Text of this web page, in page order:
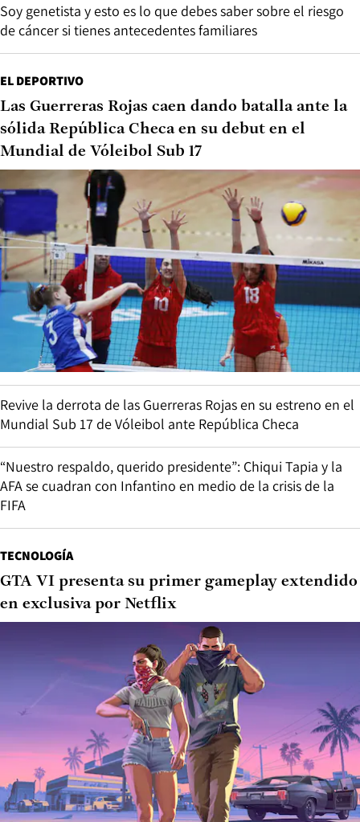
Soy genetista y esto es lo que debes saber sobre el riesgo
de cáncer si tienes antecedentes familiares
EL DEPORTIVO
Las Guerreras Rojas caen dando batalla ante la
sólida República Checa en su debut en el
Mundial de Vóleibol Sub 17
Revive la derrota de las Guerreras Rojas en su estreno en el
Mundial Sub 17 de Vóleibol ante República Checa
“Nuestro respaldo, querido presidente”: Chiqui Tapia y la
AFA se cuadran con Infantino en medio de la crisis de la
FIFA
TECNOLOGÍA
GTA VI presenta su primer gameplay extendido
en exclusiva por Netflix